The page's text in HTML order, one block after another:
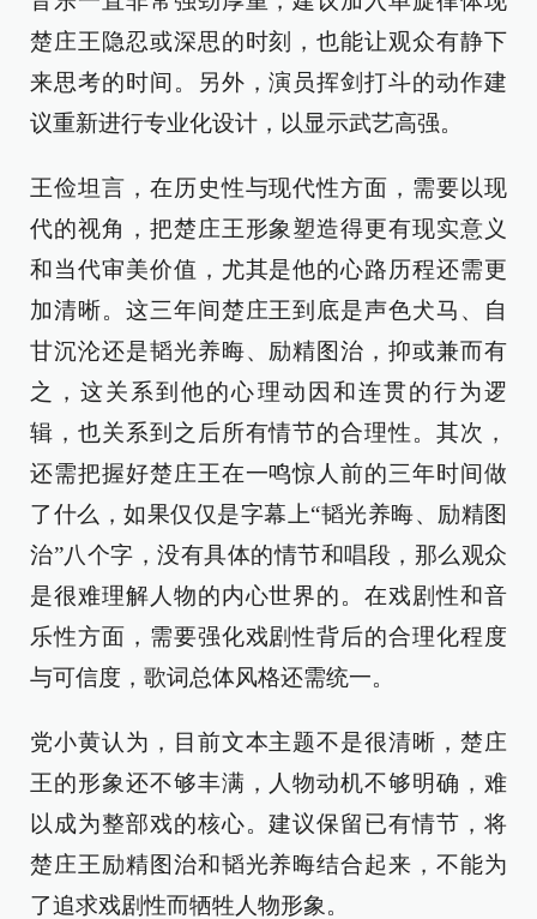
楚庄王隐忍或深思的时刻，也能让观众有静下
来思考的时间。另外，演员挥剑打斗的动作建
议重新进行专业化设计，以显示武艺高强。
王俭坦言，在历史性与现代性方面，需要以现
代的视角，把楚庄王形象塑造得更有现实意义
和当代审美价值，尤其是他的心路历程还需更
加清晰。这三年间楚庄王到底是声色犬马、自
甘沉沦还是韬光养晦、励精图治，抑或兼而有
之，这关系到他的心理动因和连贯的行为逻
辑，也关系到之后所有情节的合理性。其次，
还需把握好楚庄王在一鸣惊人前的三年时间做
了什么，如果仅仅是字幕上“韬光养晦、励精图
治”八个字，没有具体的情节和唱段，那么观众
是很难理解人物的内心世界的。在戏剧性和音
乐性方面，需要强化戏剧性背后的合理化程度
与可信度，歌词总体风格还需统一。
党小黄认为，目前文本主题不是很清晰，楚庄
王的形象还不够丰满，人物动机不够明确，难
以成为整部戏的核心。建议保留已有情节，将
楚庄王励精图治和韬光养晦结合起来，不能为
了追求戏剧性而牺牲人物形象。